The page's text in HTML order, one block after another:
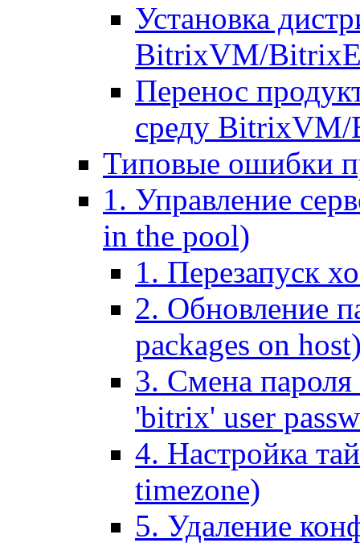
Установка
BitrixVM/
Перенос
среду
Типовые ошибки
1. Управление
in the pool)
1. Перезапуск
2. Обновление
packages on
3. Смена пароля
'bitrix' user
4. Настройка
timezone)
5. Удаление